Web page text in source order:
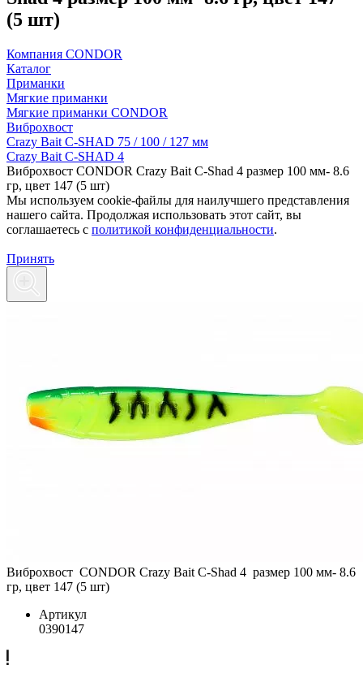
(5 шт)
Компания CONDOR
Каталог
Приманки
Мягкие приманки
Мягкие приманки CONDOR
Виброхвост
Crazy Bait C-SHAD 75 / 100 / 127 мм
Crazy Bait C-SHAD 4
Виброхвост CONDOR Crazy Bait C-Shad 4 размер 100 мм- 8.6
гр, цвет 147 (5 шт)
Мы используем cookie-файлы для наилучшего представления
нашего сайта. Продолжая использовать этот сайт, вы
соглашаетесь c политикой конфиденциальности.
Принять
Виброхвост CONDOR Crazy Bait C-Shad 4 размер 100 мм- 8.6
гр, цвет 147 (5 шт)
Артикул
0390147